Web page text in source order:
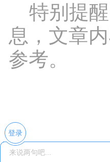
特别提醒
息，文章
参考。
登录